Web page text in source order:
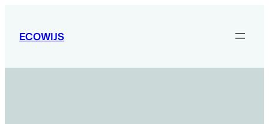
ECOWIJS